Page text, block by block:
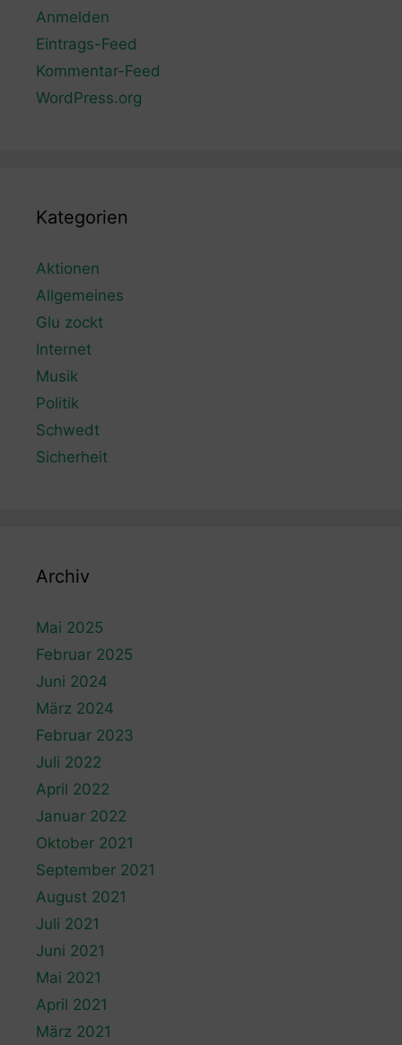
Anmelden
Eintrags-Feed
Kommentar-Feed
WordPress.org
Kategorien
Aktionen
Allgemeines
Glu zockt
Internet
Musik
Politik
Schwedt
Sicherheit
Archiv
Mai 2025
Februar 2025
Juni 2024
März 2024
Februar 2023
Juli 2022
April 2022
Januar 2022
Oktober 2021
September 2021
August 2021
Juli 2021
Juni 2021
Mai 2021
April 2021
März 2021